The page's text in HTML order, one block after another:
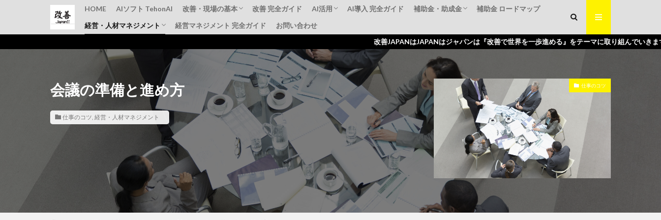
HOME AIソフト TehonAI 改善・現場の基本
品質管理
TPM
IE手法・標準化
改善 完全ガイド AI活用 AI導入 完全ガイド 補助金・助成金
補助金 ロードマップ
経営・人材マネジメント
経営マネジメント 完全ガイド
お問い合わせ
改善JAPANはJAPANはジャパンは『改善で世界を一歩進める』をテーマに取り組んでいきます。
会議の準備と進め方
仕事のコツ, 経営・人材マネジメント
仕事のコツ